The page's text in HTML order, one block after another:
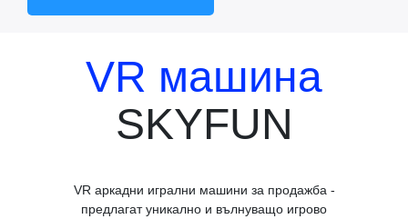
VR машина
SKYFUN
VR аркадни игрални машини за продажба -
предлагат уникално и вълнуващо игрово